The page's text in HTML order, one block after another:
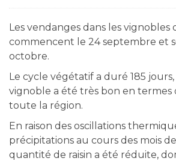
Les vendanges dans les vignobles
commencent le 24 septembre et
octobre.
Le cycle végétatif a duré 185
vignoble a été très bon en termes
toute la région.
En raison des oscillations
précipitations au cours des mois
quantité de raisin a été réduite,